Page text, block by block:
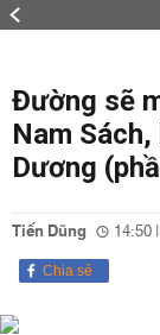
Đường sẽ
Nam
Dương
Tiến Dũng 14:50
Chia sẻ